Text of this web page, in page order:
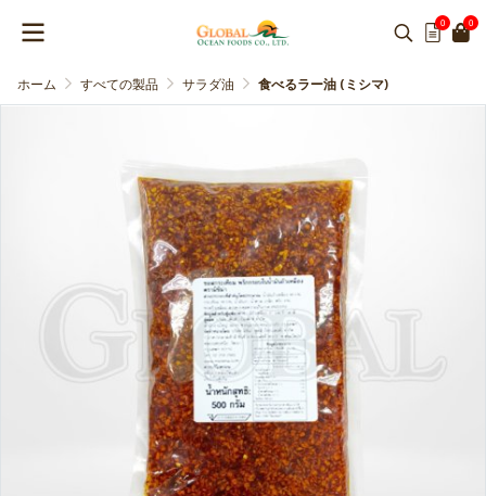
0 0
ホーム すべての製品 サラダ油 食べるラー油 (ミシマ)